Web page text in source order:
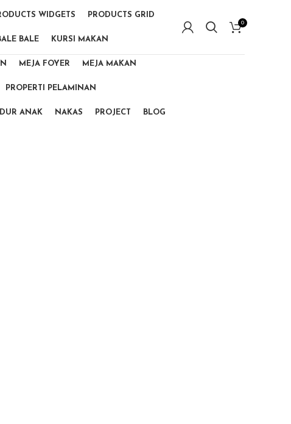
WIDGETS PRODUCTS GRID
BALE KURSI MAKAN
MEJA FOYER MEJA MAKAN
PROPERTI PELAMINAN
ANAK NAKAS PROJECT BLOG
0